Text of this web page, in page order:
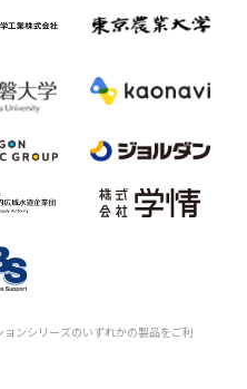
ンシリーズのいずれかの製品をご利